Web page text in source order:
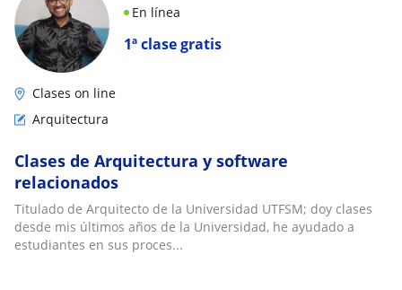
1ª clase gratis
En línea
Clases on line
Arquitectura
Clases de Arquitectura y software
relacionados
Titulado de Arquitecto de la Universidad UTFSM; doy clases
desde mis últimos años de la Universidad, he ayudado a
estudiantes en sus proces...